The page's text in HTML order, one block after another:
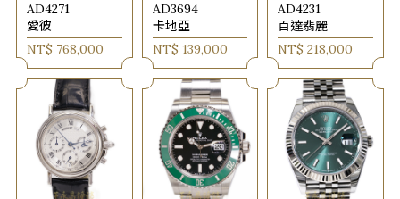
AD4271
愛彼
NT$ 768,000
AD3694
卡地亞
NT$ 139,000
AD4231
百達翡麗
NT$ 218,000